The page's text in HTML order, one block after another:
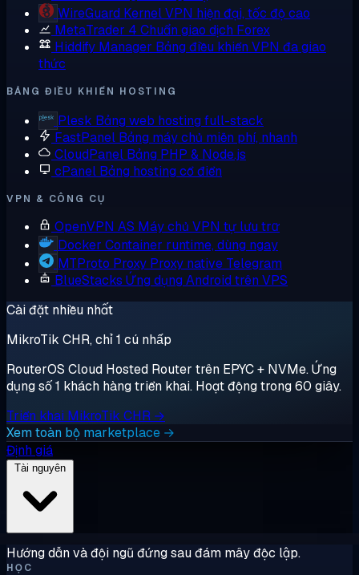
WireGuard Kernel VPN hiện đại, tốc độ cao
MetaTrader 4 Chuẩn giao dịch Forex
Hiddify Manager Bảng điều khiển VPN đa giao
thức
BẢNG ĐIỀU KHIỂN HOSTING
Plesk Bảng web hosting full-stack
FastPanel Bảng máy chủ miễn phí, nhanh
CloudPanel Bảng PHP & Node.js
cPanel Bảng hosting cổ điển
VPN & CÔNG CỤ
OpenVPN AS Máy chủ VPN tự lưu trữ
Docker Container runtime, dùng ngay
MTProto Proxy Proxy native Telegram
BlueStacks Ứng dụng Android trên VPS
Cài đặt nhiều nhất
MikroTik CHR, chỉ 1 cú nhấp
RouterOS Cloud Hosted Router trên EPYC + NVMe. Ứng
dụng số 1 khách hàng triển khai. Hoạt động trong 60 giây.
Triển khai MikroTik CHR →
Xem toàn bộ marketplace →
Định giá
Hướng dẫn và đội ngũ đứng sau đám mây độc lập.
HỌC